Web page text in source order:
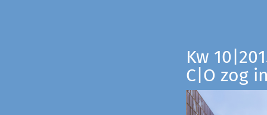
Kw
C|O zog